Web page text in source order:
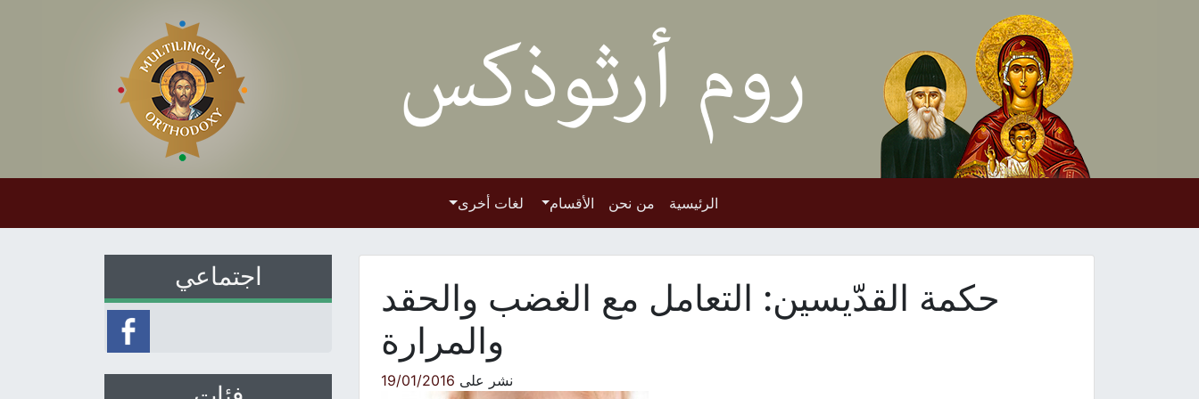
الرئيسية من نحن الأقسام لغات أخرى
حكمة القدّيسين: التعامل مع الغضب والحقد
والمرارة
نشر على 19/01/2016
اجتماعي